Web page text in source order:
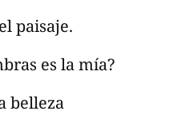
paisaje.
es la mía?
belleza